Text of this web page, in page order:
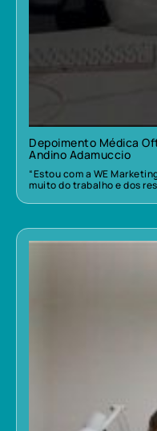
Depoimento Médica
Andino Adamuccio
“Estou com a WE
muito do trabalho e dos